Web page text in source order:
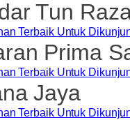
Tun
Prima
Jaya